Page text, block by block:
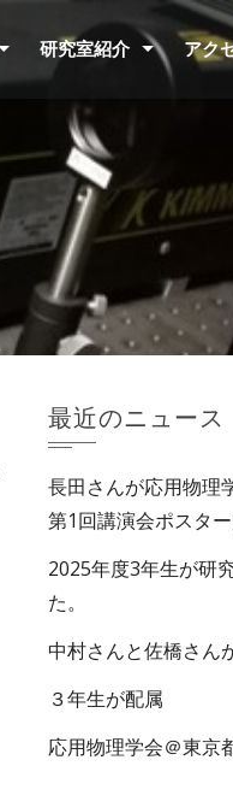
研究室紹介 アク
最近のニュース
長田さんが応用物理
第1回講演会ポスタ
2025年度3年生が研
た。
中村さんと佐橋さん
３年生が配属
応用物理学会＠東京